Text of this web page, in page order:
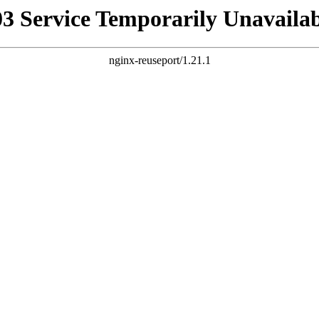
Service Temporarily
nginx-reuseport/1.21.1